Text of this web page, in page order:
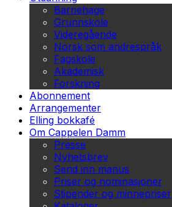
Barnehage
Grunnskole
Videregående
Norsk som andrespråk
Fagskole
Akademisk
Forskning
Abonnement
Arrangementer
Elling bokkafé
Om Cappelen Damm
Presse
Nyhetsbrev
Send inn manus
Priser og nominasjoner
Stipender og minnepriser